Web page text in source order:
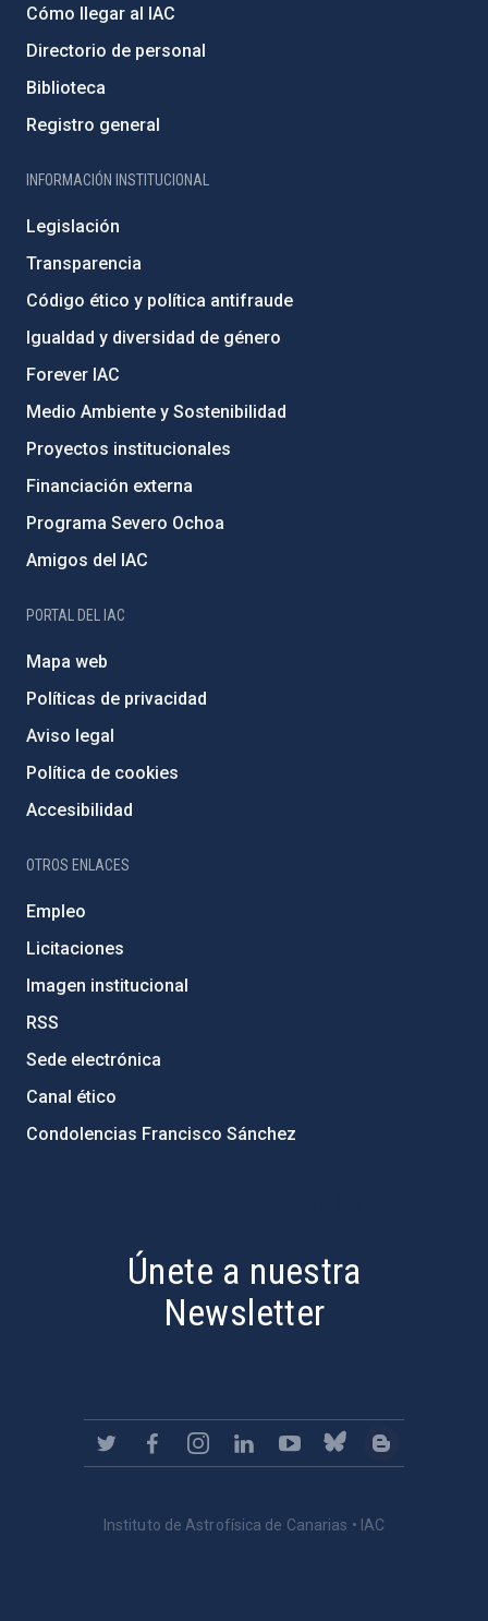
Cómo llegar al IAC
Directorio de personal
Biblioteca
Registro general
INFORMACIÓN INSTITUCIONAL
Legislación
Transparencia
Código ético y política antifraude
Igualdad y diversidad de género
Forever IAC
Medio Ambiente y Sostenibilidad
Proyectos institucionales
Financiación externa
Programa Severo Ochoa
Amigos del IAC
PORTAL DEL IAC
Mapa web
Políticas de privacidad
Aviso legal
Política de cookies
Accesibilidad
OTROS ENLACES
Empleo
Licitaciones
Imagen institucional
RSS
Sede electrónica
Canal ético
Condolencias Francisco Sánchez
Únete a nuestra
Newsletter
Instituto de Astrofísica de Canarias • IAC